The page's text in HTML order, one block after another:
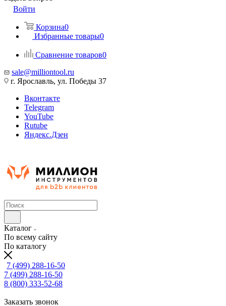
Войти
Корзина0
Избранные товары0
Сравнение товаров0
sale@milliontool.ru
г. Ярославль, ул. Победы 37
Вконтакте
Telegram
YouTube
Rutube
Яндекс.Дзен
Каталог
По всему сайту
По каталогу
7 (499) 288-16-50
7 (499) 288-16-50
8 (800) 333-52-68
Заказать звонок